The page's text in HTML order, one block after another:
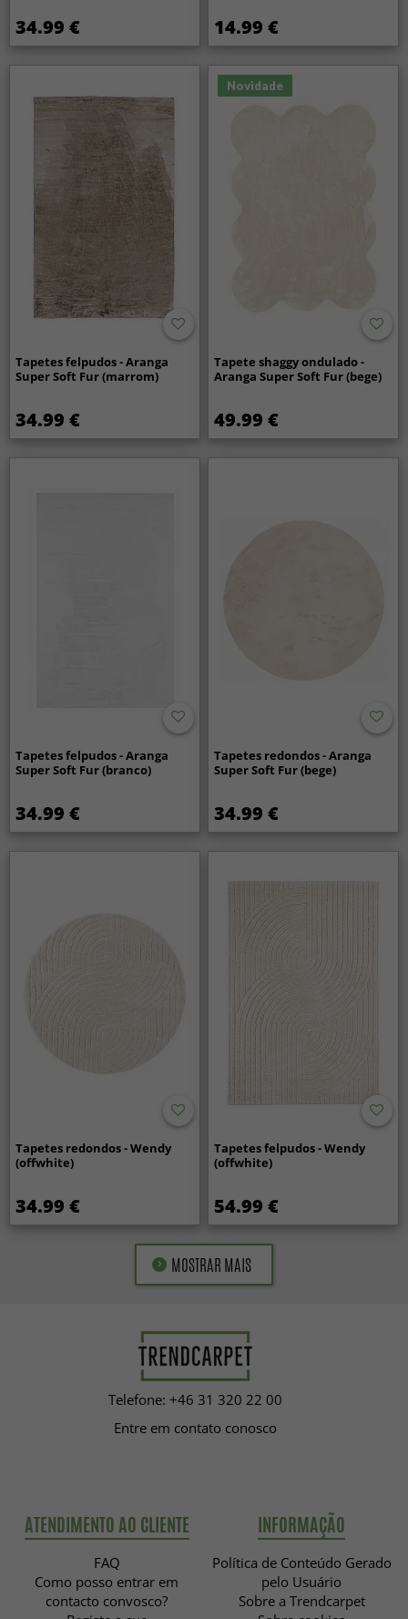
34.99 € 14.99 €
Tapetes felpudos - Aranga
Super Soft Fur (marrom)
34.99 €
Novidade
Tapete shaggy ondulado -
Aranga Super Soft Fur (bege)
49.99 €
Tapetes felpudos - Aranga
Super Soft Fur (branco)
34.99 €
Tapetes redondos - Aranga
Super Soft Fur (bege)
34.99 €
Tapetes redondos - Wendy
(offwhite)
34.99 €
Tapetes felpudos - Wendy
(offwhite)
54.99 €
MOSTRAR MAIS
Telefone: +46 31 320 22 00
Entre em contato conosco
ATENDIMENTO AO CLIENTE
FAQ
Como posso entrar em
contacto convosco?
INFORMAÇÃO
Política de Conteúdo Gerado
pelo Usuário
Sobre a Trendcarpet